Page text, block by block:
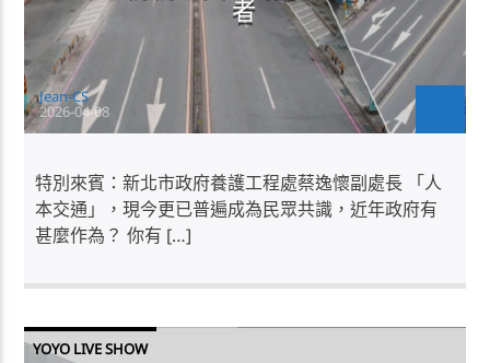
者
Jean-CS
2026-04-08
特別來賓：新北市政府養護工程處蔡逸懷副處長 「人
本交通」，現今更已普遍成為民眾共識，近年政府有
甚麼作為？ 你有 […]
YOYO LIVE SHOW